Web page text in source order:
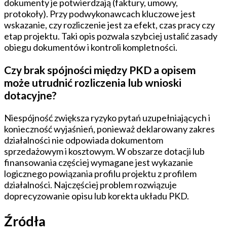
dokumenty je potwierdzają (faktury, umowy,
protokoły). Przy podwykonawcach kluczowe jest
wskazanie, czy rozliczenie jest za efekt, czas pracy czy
etap projektu. Taki opis pozwala szybciej ustalić zasady
obiegu dokumentów i kontroli kompletności.
Czy brak spójności między PKD a opisem
może utrudnić rozliczenia lub wnioski
dotacyjne?
Niespójność zwiększa ryzyko pytań uzupełniających i
konieczność wyjaśnień, ponieważ deklarowany zakres
działalności nie odpowiada dokumentom
sprzedażowym i kosztowym. W obszarze dotacji lub
finansowania częściej wymagane jest wykazanie
logicznego powiązania profilu projektu z profilem
działalności. Najczęściej problem rozwiązuje
doprecyzowanie opisu lub korekta układu PKD.
Źródła